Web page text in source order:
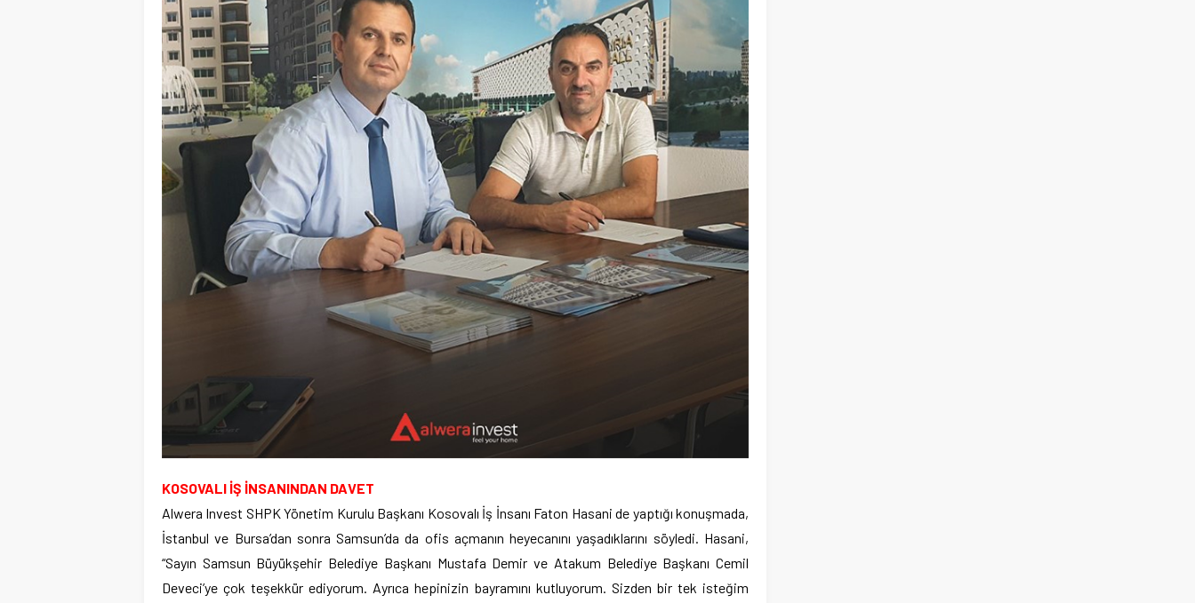
KOSOVALI İŞ İNSANINDAN DAVET
Alwera Invest SHPK Yönetim Kurulu Başkanı Kosovalı İş İnsanı Faton Hasani de yaptığı konuşmada,
İstanbul ve Bursa’dan sonra Samsun’da da ofis açmanın heyecanını yaşadıklarını söyledi. Hasani,
“Sayın Samsun Büyükşehir Belediye Başkanı Mustafa Demir ve Atakum Belediye Başkanı Cemil
Deveci’ye çok teşekkür ediyorum. Ayrıca hepinizin bayramını kutluyorum. Sizden bir tek isteğim